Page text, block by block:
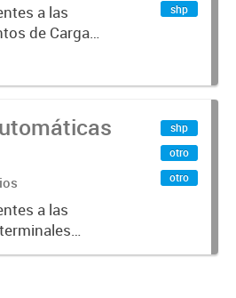
a las
de Carga
shp
a las
servicio (TAS)
shp
otro
otro